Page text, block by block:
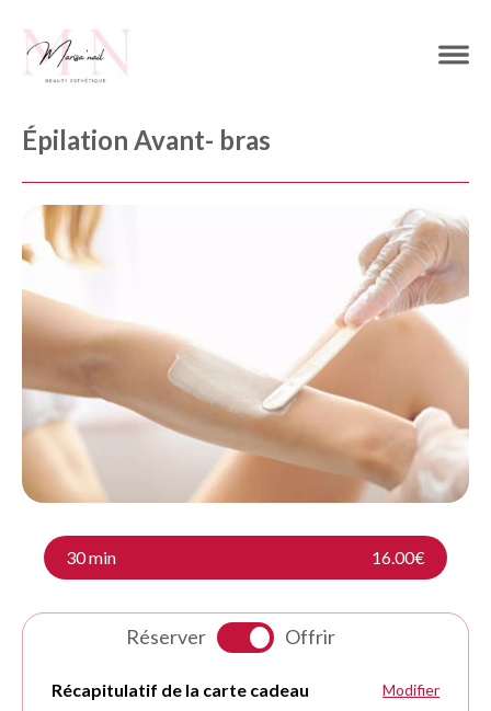
Épilation Avant- bras
Réserver Offrir
30 min 16.00€